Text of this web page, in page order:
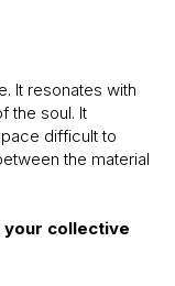
It resonates with
the soul. It
difficult to
the material
your collective